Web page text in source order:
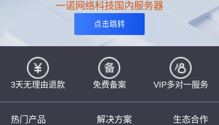
一诺网络科技国内服务器
点击跳转
3天无理由退款 免费备案 VIP多对一服务
热门产品 解决方案 生态合作